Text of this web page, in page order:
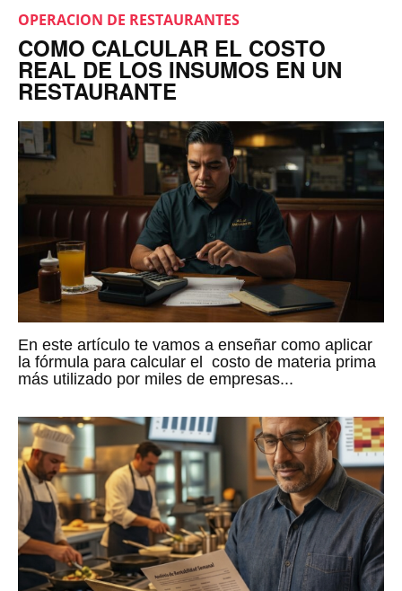
OPERACION DE RESTAURANTES
COMO CALCULAR EL COSTO
REAL DE LOS INSUMOS EN UN
RESTAURANTE
En este artículo te vamos a enseñar como aplicar
la fórmula para calcular el costo de materia prima
más utilizado por miles de empresas...